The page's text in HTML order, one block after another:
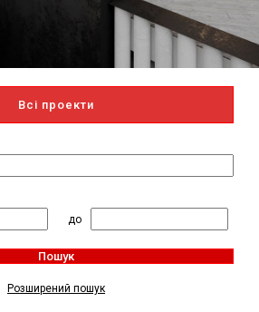
Всі проекти
до
Пошук
Розширений пошук